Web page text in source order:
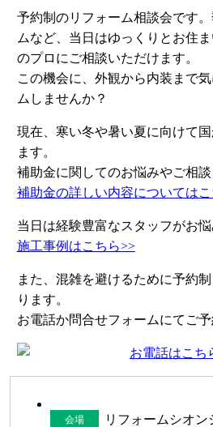
予約制のリフォーム相談会です
ムなど、当日はゆっくりとお住
のプロにご相談いただけます。
この機会に、外観から内装まで
ムしませんか？
現在、寒い冬や暑い夏に向けて
ます。
補助金に関してのお悩みやご相談
補助金の詳しい内容については
当日は経験豊富なスタッフがお
施工事例はこちら>>
また、混雑を避けるために予約
ります。
お電話か問合せフォームにてご予
会場 リフォームシオン